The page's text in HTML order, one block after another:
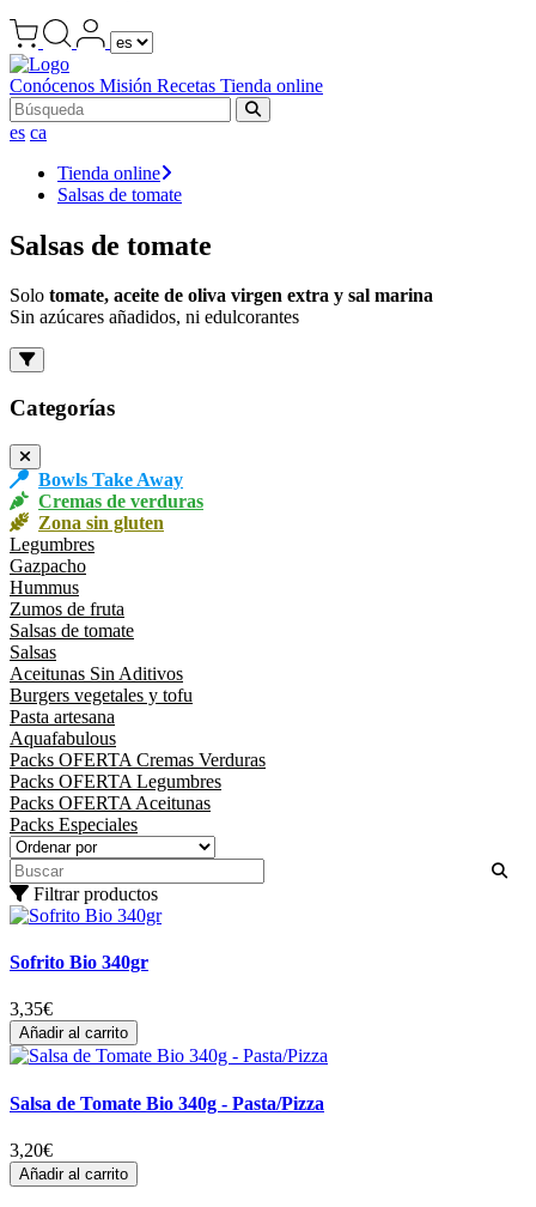
Conócenos Misión Recetas Tienda online
es ca
Tienda online
Salsas de tomate
Salsas de tomate
Solo tomate, aceite de oliva virgen extra y sal marina
Sin azúcares añadidos, ni edulcorantes
Categorías
Bowls Take Away
Cremas de verduras
Zona sin gluten
Legumbres
Gazpacho
Hummus
Zumos de fruta
Salsas de tomate
Salsas
Aceitunas Sin Aditivos
Burgers vegetales y tofu
Pasta artesana
Aquafabulous
Packs OFERTA Cremas Verduras
Packs OFERTA Legumbres
Packs OFERTA Aceitunas
Packs Especiales
Filtrar productos
Sofrito Bio 340gr
3,35€
Añadir al carrito
Salsa de Tomate Bio 340g - Pasta/Pizza
3,20€
Añadir al carrito